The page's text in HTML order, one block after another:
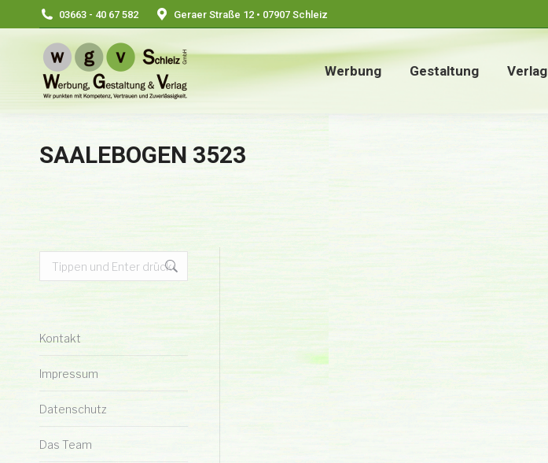
03663 - 40 67 582 Geraer Straße 12 • 07907 Schleiz
Werbung Gestaltung Verlag
SAALEBOGEN 3523
Search:
Kontakt
Impressum
Datenschutz
Das Team